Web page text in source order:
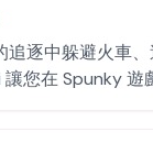
追逐中躲避火車
您在 Spunky 遊